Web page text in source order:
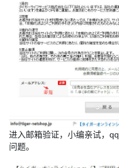
进入邮箱验证，小编亲试，
问题。